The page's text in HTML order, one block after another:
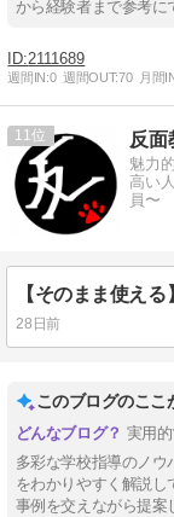
から経験者まで参考に
2111689
週間IN:0 週間OUT:70 月間
11 反面
魅力
高い
員〜
28日前
このブログのここ
実用
多彩な学校指導のノ
をわかりやすく解説し
事例を交えながら提案